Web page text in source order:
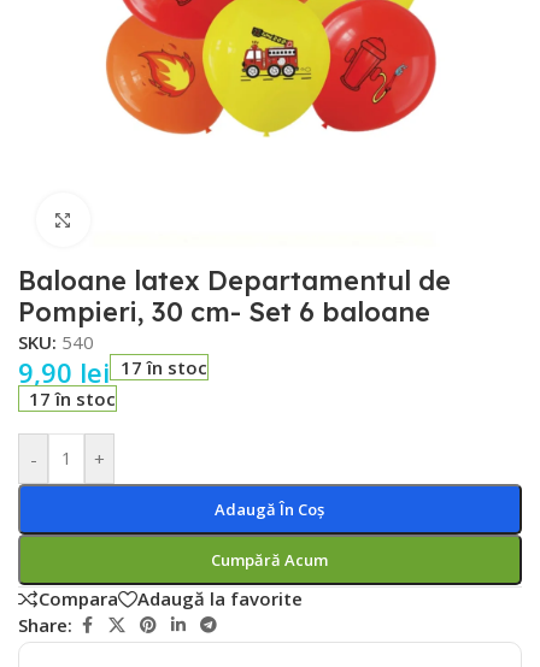
Baloane latex Departamentul de
Pompieri, 30 cm- Set 6 baloane
SKU: 540
9,90 lei 17 în stoc
17 în stoc
- +
Adaugă În Coș
Cumpără Acum
Compara
Adaugă la favorite
Share: